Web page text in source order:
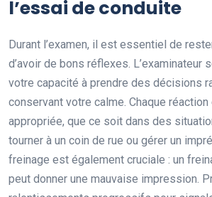
l’essai de conduite
Durant l’examen, il est essentiel de
d’avoir de bons réflexes. L’examinateur
votre capacité à prendre des décisions
conservant votre calme. Chaque
appropriée, que ce soit dans des
tourner à un coin de rue ou gérer un
freinage est également cruciale : un
peut donner une mauvaise impression.